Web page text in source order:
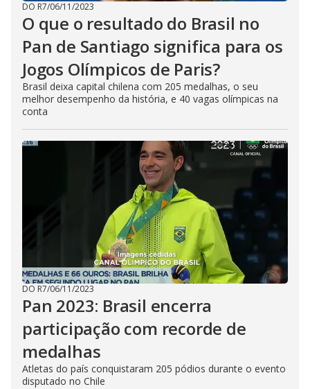
DO R7/06/11/2023
O que o resultado do Brasil no
Pan de Santiago significa para os
Jogos Olímpicos de Paris?
Brasil deixa capital chilena com 205 medalhas, o seu
melhor desempenho da história, e 40 vagas olímpicas na
conta
DO R7/06/11/2023
Pan 2023: Brasil encerra
participação com recorde de
medalhas
Atletas do país conquistaram 205 pódios durante o evento
disputado no Chile